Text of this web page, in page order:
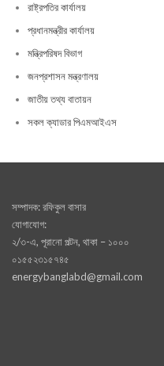
রাষ্ট্রপতির কার্যালয়
প্রধানমন্ত্রীর কার্যালয়
মন্ত্রিপরিষদ বিভাগ
জনপ্রশাসন মন্ত্রণালয়
জাতীয় তথ্য বাতায়ন
সকল ক্যাডার পিএমআইএস
সম্পাদক: রফিকুল বাসার
যোগাযোগ:
২/৩-এ, পূরানো পল্টন, থাকা – ১০০০
০১৫৫২৩১৫৭৪৫
energybanglabd@gmail.com